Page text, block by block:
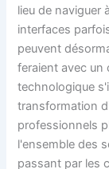
lieu de naviguer
interfaces
peuvent
feraient avec un
technologique
transformation
professionnels
l'ensemble des
passant par les